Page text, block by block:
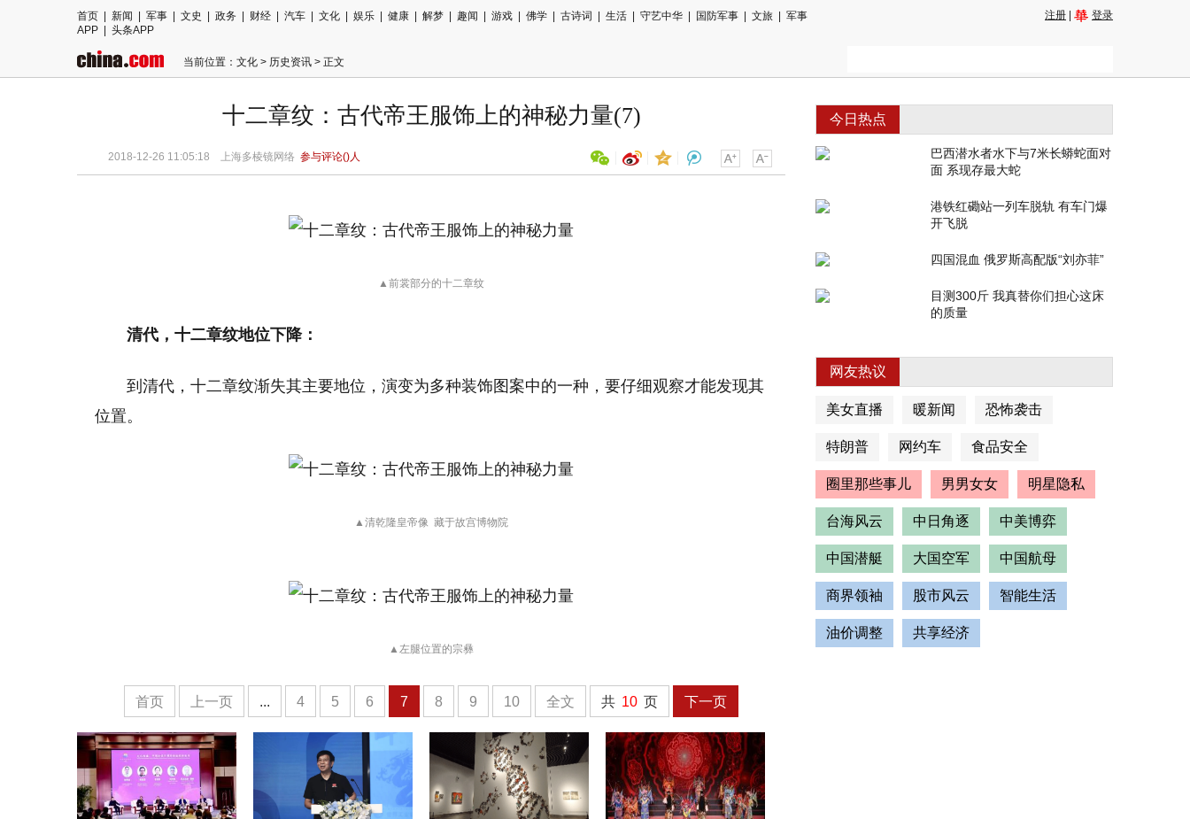
首页 新闻 军事 文史 政务 财经 汽车 文化 娱乐 健康 解梦 趣闻 游戏 佛学 古诗词 生活 守艺中华 国防军事 文旅
军事
APP
头条APP
注册 登录
当前位置： 文化 > 历史资讯 > 正文
十二章纹：古代帝王服饰上的神秘力量(7)
2018-12-26 11:05:18 上海多棱镜网络 参与评论()人
▲前裳部分的十二章纹
清代，十二章纹地位下降：
到清代，十二章纹渐失其主要地位，演变为多种装饰图案中的一种，要仔细观察才能发现其
位置。
▲清乾隆皇帝像 藏于故宫博物院
▲左腿位置的宗彝
首页 上一页 ... 4 5 6 7 8 9 10 全文 共 10 页 下一页
今日热点
巴西潜水者水下与7米长蟒蛇面对
面 系现存最大蛇
港铁红磡站一列车脱轨 有车门爆
开飞脱
四国混血 俄罗斯高配版“刘亦菲”
目测300斤 我真替你们担心这床
的质量
网友热议
美女直播 暖新闻 恐怖袭击
特朗普 网约车 食品安全
圈里那些事儿 男男女女 明星隐私
台海风云 中日角逐 中美博弈
中国潜艇 大国空军 中国航母
商界领袖 股市风云 智能生活
油价调整 共享经济